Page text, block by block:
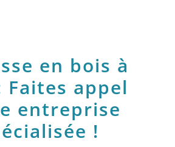
en bois à
Faites appel
entreprise
!